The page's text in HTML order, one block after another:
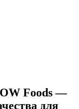
Foods —
для